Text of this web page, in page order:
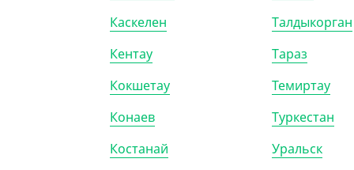
для шашлыка, 400 мм,
Каскелен
Кентау
Кокшетау
Конаев
Костанай
Талдыкорган
Тараз
Темиртау
Туркестан
Уральск